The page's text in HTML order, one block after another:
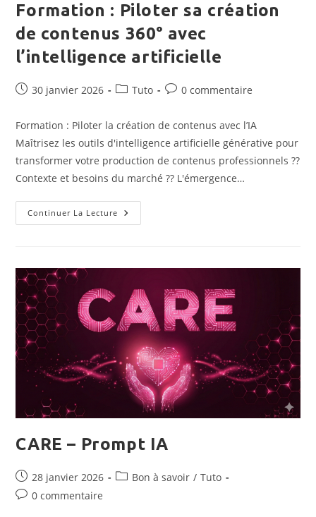
Formation : Piloter sa création
de contenus 360° avec
l’intelligence artificielle
Publication
30 janvier 2026
PostTuto
Commentaires
publication :
0 commentaire
Formation : Piloter la création de contenus avec l’IA
Maîtrisez les outils d'intelligence artificielle générative pour
transformer votre production de contenus professionnels ??
Contexte et besoins du marché ?? L'émergence…
Continuer La Lecture Formation
:
Contenus
Avec
L’intelligence
Artificielle
CARE – Prompt IA
Publication
publiée :
28 janvier 2026
PostBon à savoir / Tuto
Commentaires
0 commentaire